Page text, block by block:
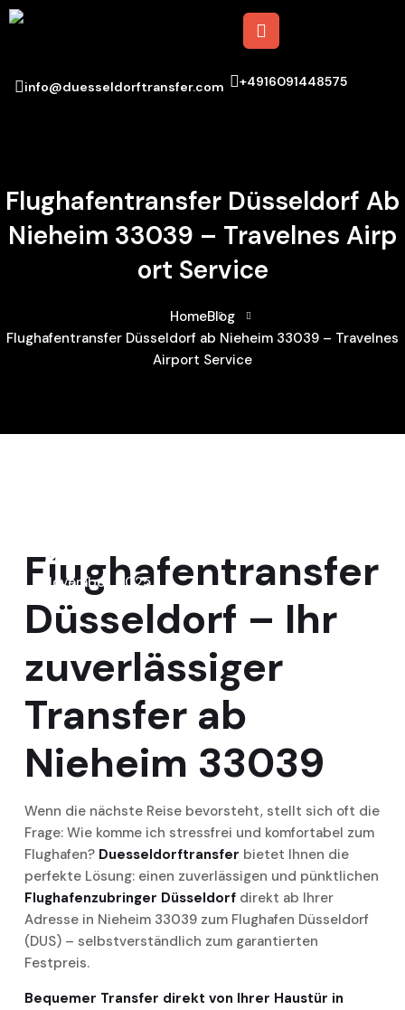
info@duesseldorftransfer.com +4916091448575
Flughafentransfer Düsseldorf Ab
Nieheim 33039 – Travelnes Airp
Ort Service
HomeBlog
Flughafentransfer Düsseldorf ab Nieheim 33039 – Travelnes
Airport Service
2
November, 2025
Flughafentransfer
Düsseldorf – Ihr
zuverlässiger
Transfer ab
Nieheim 33039
Wenn die nächste Reise bevorsteht, stellt sich oft die
Frage: Wie komme ich stressfrei und komfortabel zum
Flughafen? Duesseldorftransfer bietet Ihnen die
perfekte Lösung: einen zuverlässigen und pünktlichen
Flughafenzubringer Düsseldorf direkt ab Ihrer
Adresse in Nieheim 33039 zum Flughafen Düsseldorf
(DUS) – selbstverständlich zum garantierten
Festpreis.
Bequemer Transfer direkt von Ihrer Haustür in